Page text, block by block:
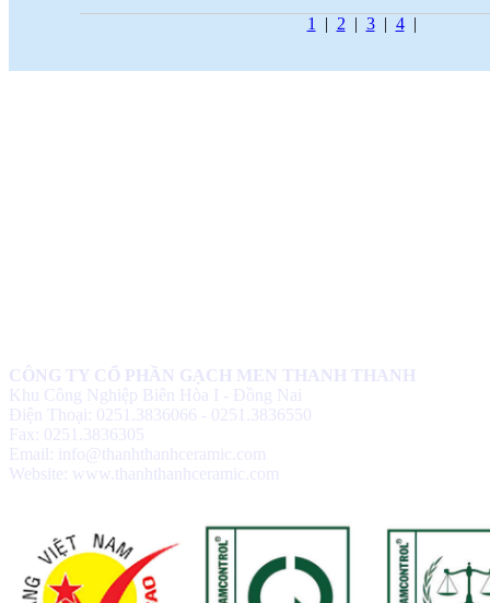
1
| 2 | 3| 4|
CÔNG TY CỔ PHẦN GẠCH MEN THANH THANH
Khu Công Nghiệp Biên Hòa I - Đồng Nai
Điện Thoại: 0251.3836066 - 0251.3836550
Fax: 0251.3836305
Email: info@thanhthanhceramic.com
Website: www.thanhthanhceramic.com